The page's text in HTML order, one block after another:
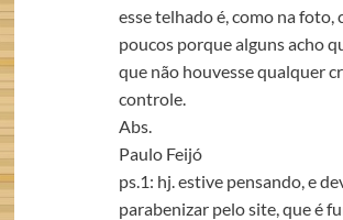
esse telhado é, como na foto,
poucos porque alguns acho
que não houvesse qualquer
controle.
Abs.
Paulo Feijó
ps.1: hj. estive pensando, e
parabenizar pelo site, que é